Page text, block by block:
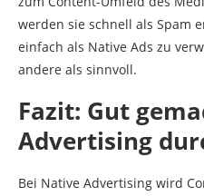
werden sie schnell als Spam
einfach als Native Ads zu
andere als sinnvoll.
Fazit: Gut
Advertising
Bei Native Advertising wird